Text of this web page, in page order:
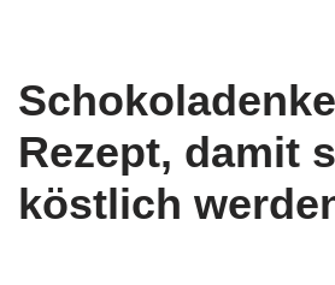
Rezept, damit
köstlich